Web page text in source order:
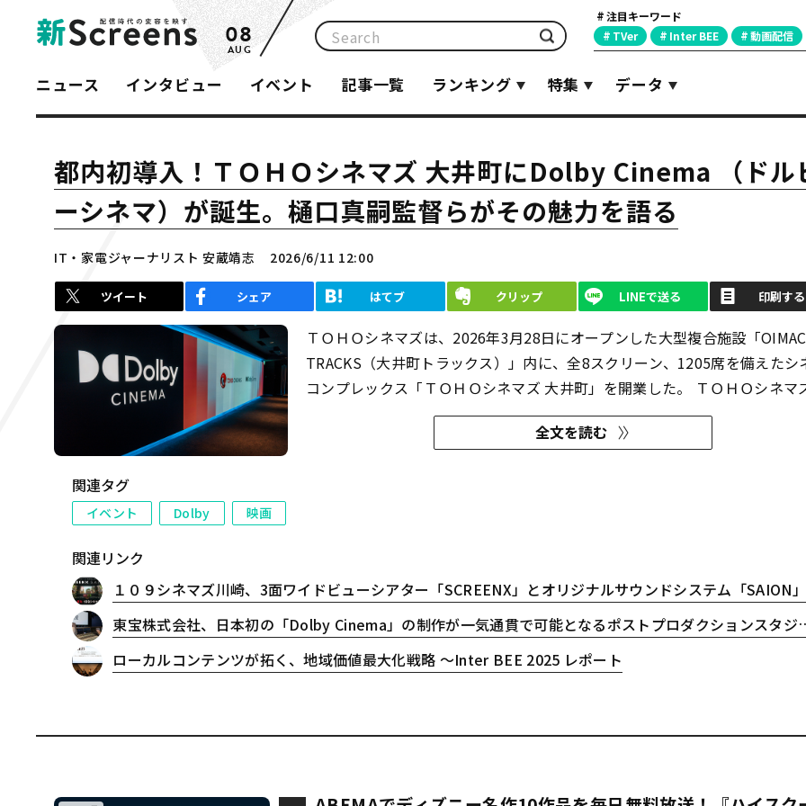
08
AUG
注目キーワード
TVer
Inter BEE 動画配信
ニュース インタビュー イベント 記事一覧 ランキング 特集 データ
都内初導入！ＴＯＨＯシネマズ 大井町にDolby Cinema （ドル
ーシネマ）が誕生。樋口真嗣監督らがその魅力を語る
IT・家電ジャーナリスト 安蔵靖志 2026/6/11 12:00
ツイート シェア はてブ クリップ LINEで送る 印刷する
ＴＯＨＯシネマズは、2026年3月28日にオープンした大型複合施設「
TRACKS（大井町トラックス）」内に、全8スクリーン、1205席を備えたシ
コンプレックス「ＴＯＨＯシネマズ 大井町」を開業した。 ＴＯＨＯシネマズ 大
井町では、ドルビーラボラトリーズが開発した最新の高品質シアターDolby
Cinema（ドルビーシネマ）を、都内の...
全文を読む
関連タグ
イベント Dolby 映画
関連リンク
１０９シネマズ川崎、3面ワイドビューシアター「SCREENX」とオリジナルサウンドシステム「SAION」が融合した「SCREENX｜SAION」を日本初導入！
東宝株式会社、日本初の「Dolby Cinema」の制作が一気通貫で可能となるポストプロダクションスタジオを東宝スタジオ内に設置
ローカルコンテンツが拓く、地域価値最大化戦略 〜Inter BEE 2025 レポート